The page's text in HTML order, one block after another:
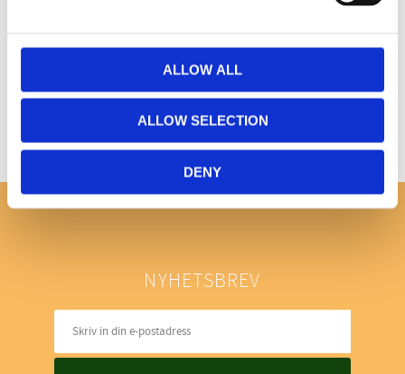
ALLOW ALL
ALLOW SELECTION
DENY
Bli den första att lämna ett omdöme.
NYHETSBREV